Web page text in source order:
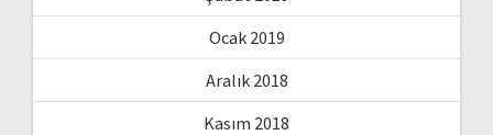
Ocak 2019
Aralık 2018
Kasım 2018